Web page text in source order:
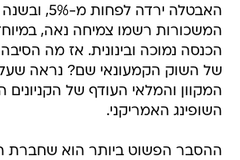
האבטלה ירדה
המשכורות רשמו צמיחה נאה,
הכנסה נמוכה ובינונית. אז מה
של השוק הקמעונאי שם? נראה
המקוון והמלאי העודף של הקניונים
השופינג האמריקני.
ההסבר הפשוט ביותר הוא שחברת